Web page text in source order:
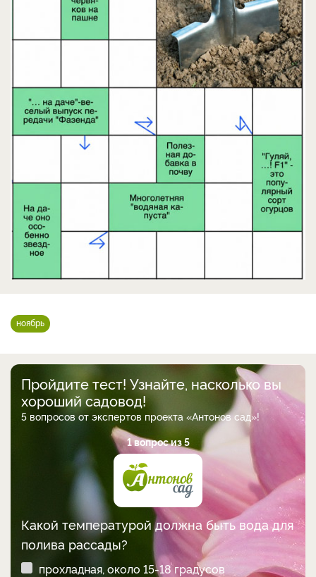
ноябрь
Пройдите тест! Узнайте, насколько вы
хороший садовод!
5 вопросов от экспертов проекта «Антонов сад»!
1 вопрос из 5
Какой температурой должна быть вода для
полива рассады?
прохладная, около 15-18 градусов